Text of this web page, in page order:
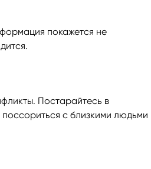
покажется не
Постарайтесь в
с близкими людьми